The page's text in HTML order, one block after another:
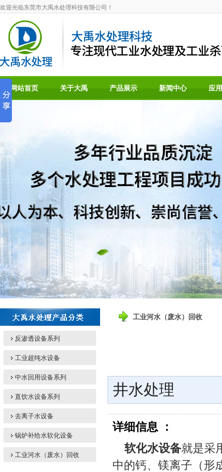
欢迎光临东莞市大禹水处理科技有限公司！
网站首页 关于大禹 产品展示 新闻中心 应
反渗透设备系列
工业超纯水设备
中水回用设备系列
直饮水设备系列
去离子水设备
锅炉补给水软化设备
工业河水（废水）回收
工业河水（废水）回收
井水处理
详细信息 ：
软化水设备就是采
中的钙、镁离子（形